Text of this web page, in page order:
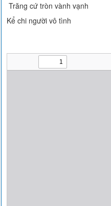
Trăng cứ tròn vành vạnh
Kể chi người vô tình